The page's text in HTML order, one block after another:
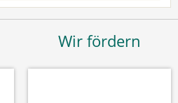
Wir fördern